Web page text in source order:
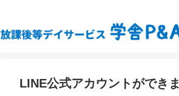
LINE公式アカウントができ